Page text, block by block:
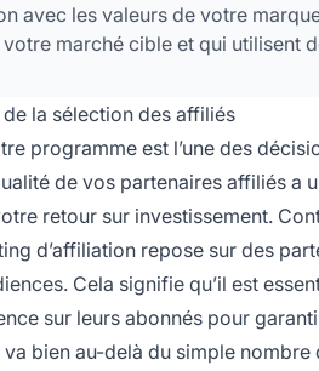
avec les valeurs de votre
marché cible et qui utilisent
la sélection des affiliés
programme est l’une des
de vos partenaires affiliés
retour sur investissement.
d’affiliation repose sur des
Cela signifie qu’il est
sur leurs abonnés pour
bien au-delà du simple nombre